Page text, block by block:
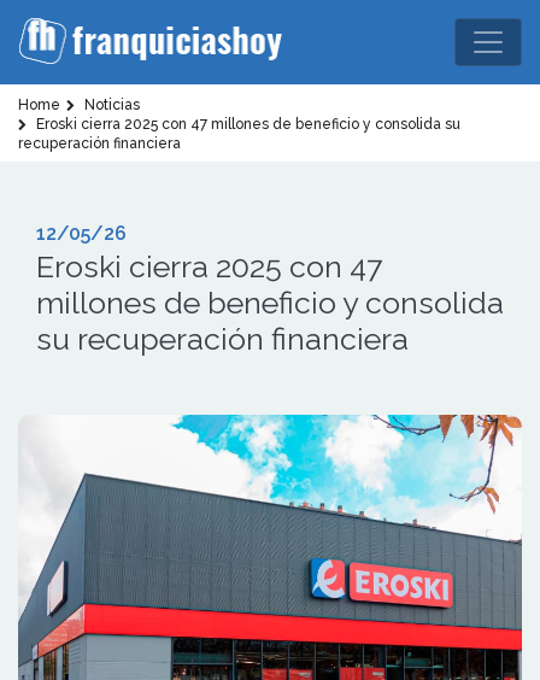
Home
Noticias
Eroski cierra 2025 con 47 millones de beneficio y consolida su
recuperación financiera
12/05/26
Eroski cierra 2025 con 47
millones de beneficio y consolida
su recuperación financiera